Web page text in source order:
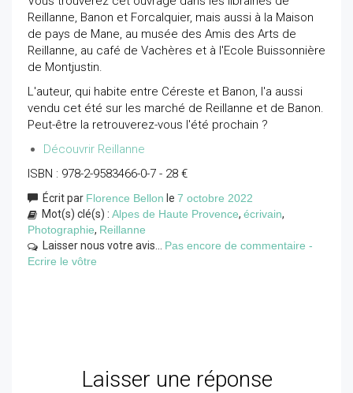
Reillanne, Banon et Forcalquier, mais aussi à la Maison
de pays de Mane, au musée des Amis des Arts de
Reillanne, au café de Vachères et à l'Ecole Buissonnière
de Montjustin.
L'auteur, qui habite entre Céreste et Banon, l'a aussi
vendu cet été sur les marché de Reillanne et de Banon.
Peut-être la retrouverez-vous l'été prochain ?
Découvrir Reillanne
ISBN : 978-2-9583466-0-7 - 28 €
Écrit par Florence Bellon le 7 octobre 2022
Mot(s) clé(s) : Alpes de Haute Provence, écrivain,
Photographie, Reillanne
Laisser nous votre avis... Pas encore de commentaire -
Ecrire le vôtre
Laisser une réponse